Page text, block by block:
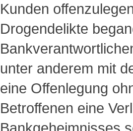
Kunden
Drogendelikte
unter anderem mit
eine Offenlegung
Betroffenen eine